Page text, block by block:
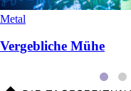
Metal
Vergebliche Mühe